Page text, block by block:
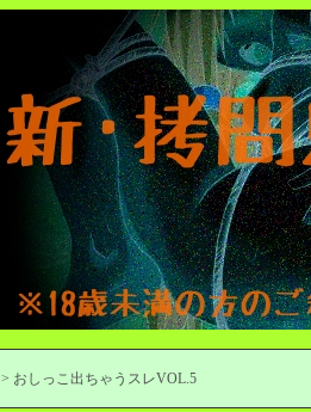
> おしっこ出ちゃうスレVOL.5